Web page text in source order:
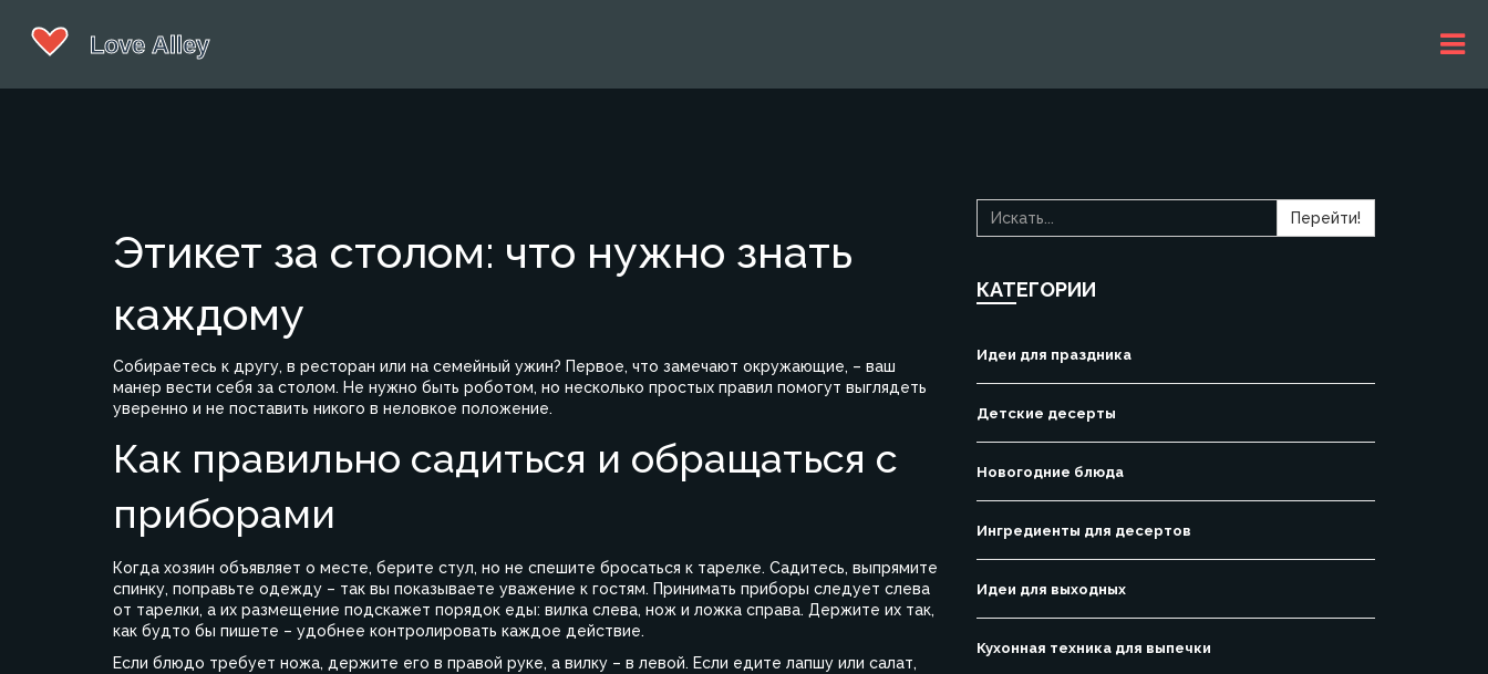
Этикет за столом: что нужно знать
каждому
Собираетесь к другу, в ресторан или на семейный ужин? Первое, что замечают окружающие, – ваш
манер вести себя за столом. Не нужно быть роботом, но несколько простых правил помогут выглядеть
уверенно и не поставить никого в неловкое положение.
Как правильно садиться и обращаться с
приборами
Когда хозяин объявляет о месте, берите стул, но не спешите бросаться к тарелке. Садитесь, выпрямите
спинку, поправьте одежду – так вы показываете уважение к гостям. Принимать приборы следует слева
от тарелки, а их размещение подскажет порядок еды: вилка слева, нож и ложка справа. Держите их так,
как будто бы пишете – удобнее контролировать каждое действие.
Если блюдо требует ножа, держите его в правой руке, а вилку – в левой. Если едите лапшу или салат,
Перейти!
КАТЕГОРИИ
Идеи для праздника
Детские десерты
Новогодние блюда
Ингредиенты для десертов
Идеи для выходных
Кухонная техника для выпечки